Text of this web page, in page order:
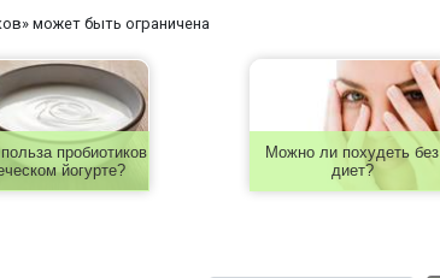
может быть ограничена
пробиотиков
йогурте?
Можно ли похудеть без
диет?